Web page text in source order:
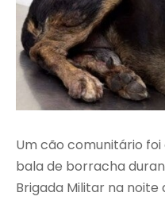
Um cão comunitário
bala de borracha
Brigada Militar na